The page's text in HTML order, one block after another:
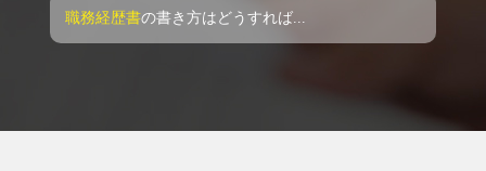
職務経歴書の書き方はどうすれば...